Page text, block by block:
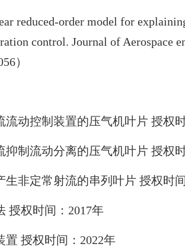
reduced-order model for
control. Journal of Aerospace
）
动控制装置的压气机叶片 授权
制流动分离的压气机叶片 授权
非定常射流的串列叶片 授权时
授权时间：2017年
授权时间：2022年